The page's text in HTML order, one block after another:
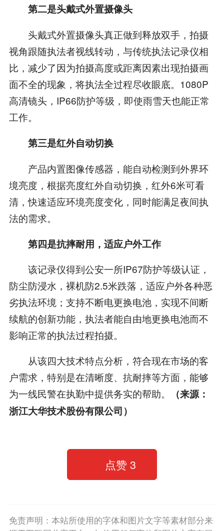
第二是头戴式外置摄像头
头戴式外置摄像头真正做到释放双手，拍摄
视角跟随执法者视线转动，与传统执法记录仪相
比，减少了因为拍摄高度或距离因素出现拍摄画
面不全的现象，将执法全过程尽收眼底。1080P
高清镜头，IP66防护等级，即使雨雪天也能正常
工作。
第三是红外自动切换
产品内置图像传感器，能自动检测到外界环
境亮度，根据亮度红外自动切换，红外6米可看
清，快速适应环境亮度变化，同时能满足夜间执
法的需求。
第四是抗摔耐用，适应户外工作
该记录仪得到公安一所IP67防护等级认证，
防尘防浸水，裸机防2.5米跌落，适应户外各种恶
劣执法环境；支持不断电更换电池，实现不间断
续航的创新功能，执法者能自由地更换电池而不
影响正常的执法过程拍摄。
从该四大技术特点分析，符合现在市场的客
户需求，特别是在清晰度、抗耐摔等方面，能够
为一线民警在执勤中提供务实的帮助。
（来源：
浙江大华技术股份有限公司）
点赞 3
免责声明：本站所使用的字体和图片文字等素材部分来